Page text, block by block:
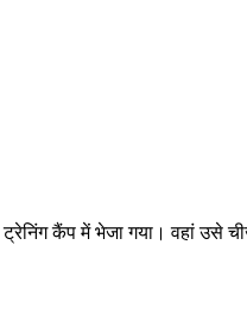
कैंप में भेजा गया। वहां उसे